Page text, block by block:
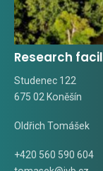
Research
Studenec 122
675 02 Koněšín
Oldřich Tomášek
+420 560 590 604